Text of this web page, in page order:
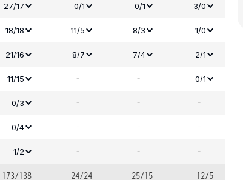
27/17 0/1 0/1 3/0
18/18 11/5 8/3 1/0
21/16 8/7 7/4 2/1
11/15 - - 0/1
0/3 - - -
0/4 - - -
1/2 - - -
173/138 24/24 25/15 12/5